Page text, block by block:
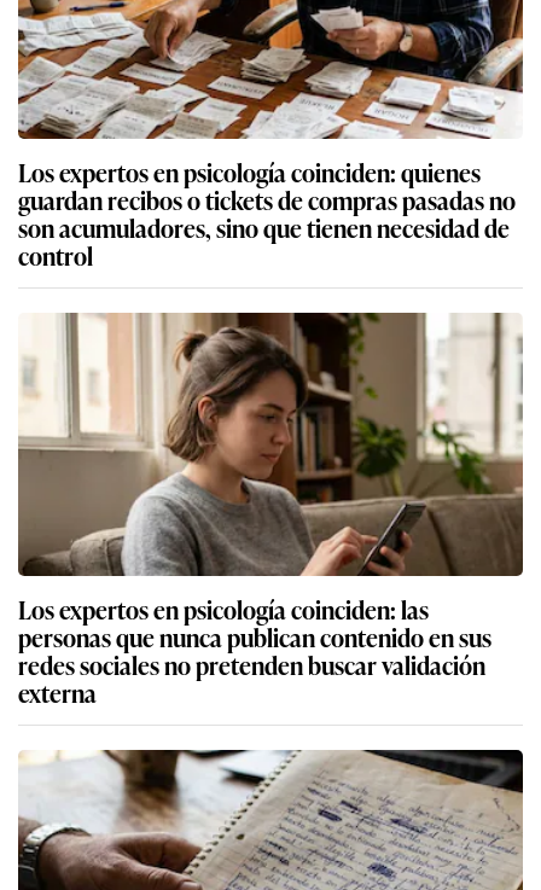
Los expertos en psicología coinciden: quienes
guardan recibos o tickets de compras pasadas no
son acumuladores, sino que tienen necesidad de
control
Los expertos en psicología coinciden: las
personas que nunca publican contenido en sus
redes sociales no pretenden buscar validación
externa